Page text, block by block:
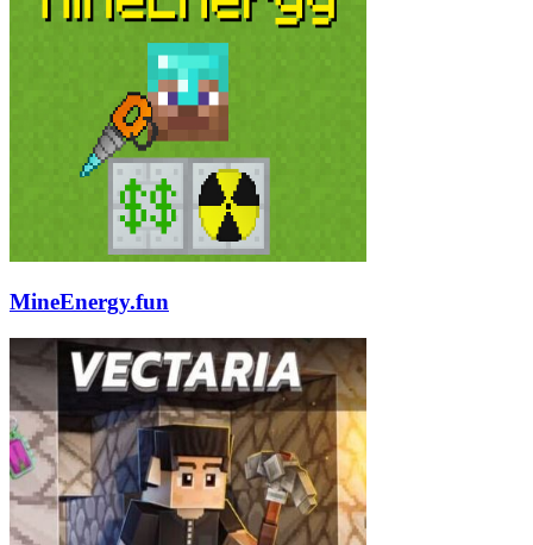
MineEnergy.fun